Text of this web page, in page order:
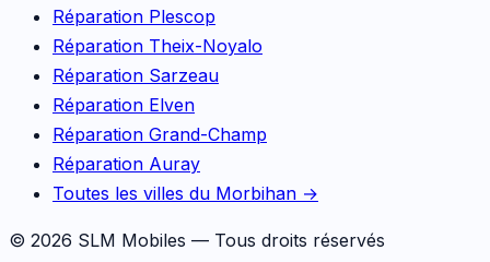
Réparation Plescop
Réparation Theix-Noyalo
Réparation Sarzeau
Réparation Elven
Réparation Grand-Champ
Réparation Auray
Toutes les villes du Morbihan →
© 2026 SLM Mobiles — Tous droits réservés